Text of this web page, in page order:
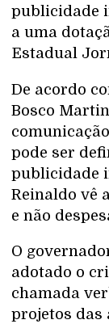
publicidade
a uma
Estadual
De acordo
Bosco
pode ser
publicidade
Reinaldo vê
e não
O
adotado o
chamada
projetos das